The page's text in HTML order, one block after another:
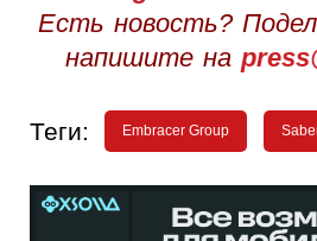
Есть новость?
напишите на
Теги: Embracer Group